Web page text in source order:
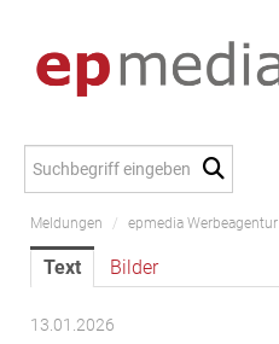
Meldungen
Alexander Peer
amb Development
Meldungen / epmedia Werbeagentur
Text Bilder
13.01.2026